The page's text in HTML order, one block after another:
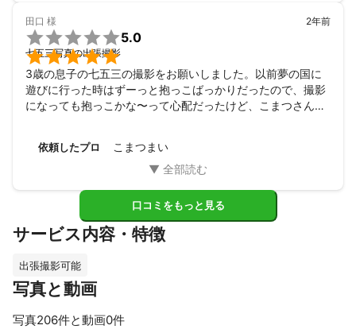
田口 様


5.0
七五三写真の出張撮影
2年前
3歳の息子の七五三の撮影をお願いしました。以前夢の国に
遊びに行った時はずーっと抱っこばっかりだったので、撮影
になっても抱っこかな〜って心配だったけど、こまつさんが
楽しい時間と思い出をありがとうございました。
依頼したプロ こまつまい
口コミをもっと見る
サービス内容・特徴
出張撮影可能
写真と動画
写真206件と動画0件